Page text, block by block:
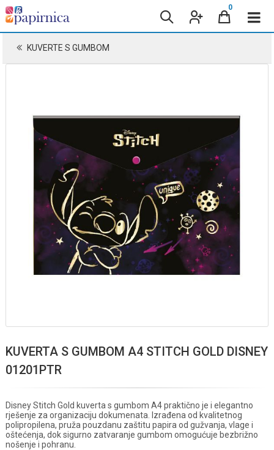
0
KUVERTE S GUMBOM
KUVERTA S GUMBOM A4 STITCH GOLD DISNEY
01201PTR
Disney Stitch Gold kuverta s gumbom A4 praktično je i elegantno
rješenje za organizaciju dokumenata. Izrađena od kvalitetnog
polipropilena, pruža pouzdanu zaštitu papira od gužvanja, vlage i
oštećenja, dok sigurno zatvaranje gumbom omogućuje bezbrižno
nošenje i pohranu.